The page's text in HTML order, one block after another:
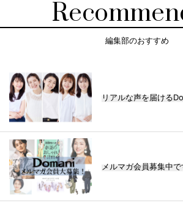
編集部のおすすめ
リアルな声を届ける
メルマガ会員募集中で